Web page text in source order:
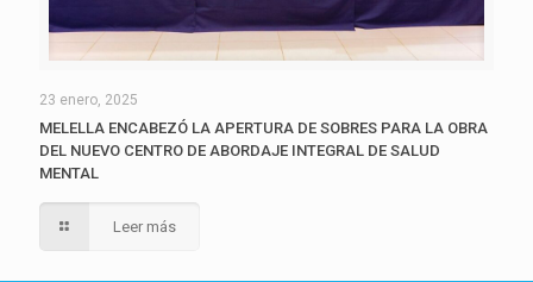
23 enero, 2025
MELELLA ENCABEZÓ LA APERTURA DE SOBRES PARA LA OBRA
DEL NUEVO CENTRO DE ABORDAJE INTEGRAL DE SALUD
MENTAL
Leer más